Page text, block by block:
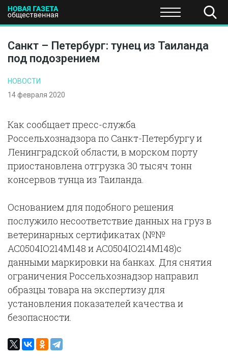
ПОЛИТИКА ЭКОНОМИКА НАУКА И
Санкт – Петербург: тунец из Таиланда
под подозрением
НОВОСТИ
14 февраля 2020
Как сообщает пресс-служба
Россельхознадзора по Санкт-Петербургу и
Ленинградской области, в морском порту
приостановлена отгрузка 30 тысяч тонн
консервов тунца из Таиланда.
Основанием для подобного решения
послужило несоответствие данных на груз в
ветеринарных сертификатах (№№
АС0504IO214М148 и АС0504IO214М148)с
данными маркировки на банках. Для снятия
ограничения Россельхознадзор направил
образцы товара на экспертизу для
установления показателей качества и
безопасности.